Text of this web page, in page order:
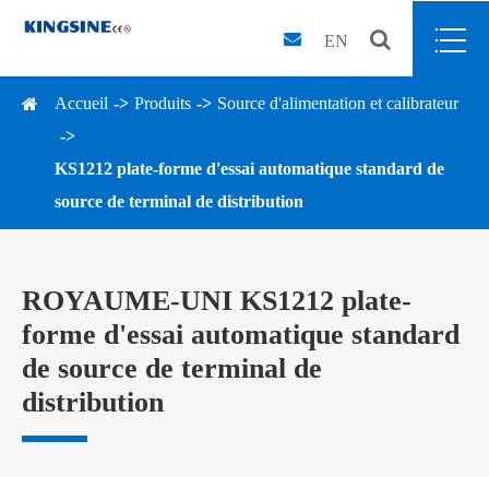
EN
Accueil Produits Source d'alimentation et calibrateur
KS1212 plate-forme d'essai automatique standard de
source de terminal de distribution
ROYAUME-UNI KS1212 plate-
forme d'essai automatique standard
de source de terminal de
distribution